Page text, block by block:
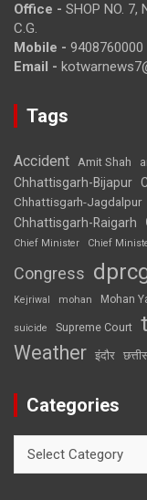
Office - SHOP NO. 7,
C.G.
Mobile - 9408760000
Email -
Tags
Accident Amit Shah
Chhattisgarh-Bijapur
Chhattisgarh-Jagdalpur
Chhattisgarh-Raigarh
Chief Minister
Chief
Congress
Kejriwal mohan Mohan
suicide Supreme Court
Weather इंदौर
Categories